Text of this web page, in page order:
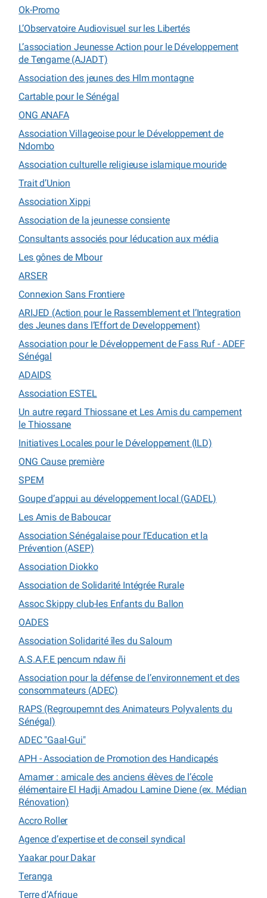
Ok-Promo
L’Observatoire Audiovisuel sur les Libertés
L’association Jeunesse Action pour le Développement
de Tengame (AJADT)
Association des jeunes des Hlm montagne
Cartable pour le Sénégal
ONG ANAFA
Association Villageoise pour le Développement de
Ndombo
Association culturelle religieuse islamique mouride
Trait d’Union
Association Xippi
Association de la jeunesse consiente
Consultants associés pour léducation aux média
Les gônes de Mbour
ARSER
Connexion Sans Frontiere
ARIJED (Action pour le Rassemblement et l’Integration
des Jeunes dans l’Effort de Developpement)
Association pour le Développement de Fass Ruf - ADEF
Sénégal
ADAIDS
Association ESTEL
Un autre regard Thiossane et Les Amis du campement
le Thiossane
Initiatives Locales pour le Développement (ILD)
ONG Cause première
SPEM
Goupe d’appui au développement local (GADEL)
Les Amis de Baboucar
Association Sénégalaise pour l’Education et la
Prévention (ASEP)
Association Diokko
Association de Solidarité Intégrée Rurale
Assoc Skippy club-les Enfants du Ballon
OADES
Association Solidarité îles du Saloum
A.S.A.F.E pencum ndaw ñi
Association pour la défense de l’environnement et des
consommateurs (ADEC)
RAPS (Regroupemnt des Animateurs Polyvalents du
Sénégal)
ADEC "Gaal-Gui"
APH - Association de Promotion des Handicapés
Amamer : amicale des anciens élèves de l’école
élémentaire El Hadji Amadou Lamine Diene (ex. Médian
Rénovation)
Accro Roller
Agence d’expertise et de conseil syndical
Yaakar pour Dakar
Teranga
Terre d’Afrique